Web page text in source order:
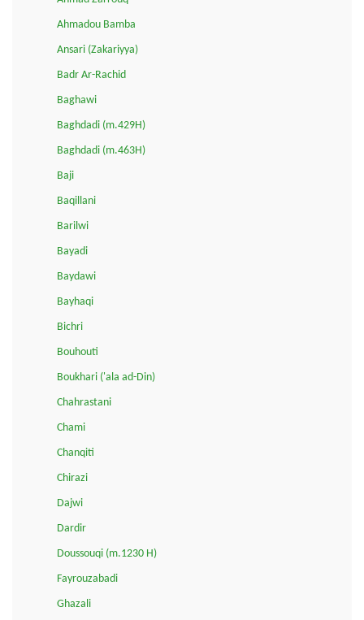
Ahmadou Bamba
Ansari (Zakariyya)
Badr Ar-Rachid
Baghawi
Baghdadi (m.429H)
Baghdadi (m.463H)
Baji
Baqillani
Barilwi
Bayadi
Baydawi
Bayhaqi
Bichri
Bouhouti
Boukhari ('ala ad-Din)
Chahrastani
Chami
Chanqiti
Chirazi
Dajwi
Dardir
Doussouqi (m.1230 H)
Fayrouzabadi
Ghazali